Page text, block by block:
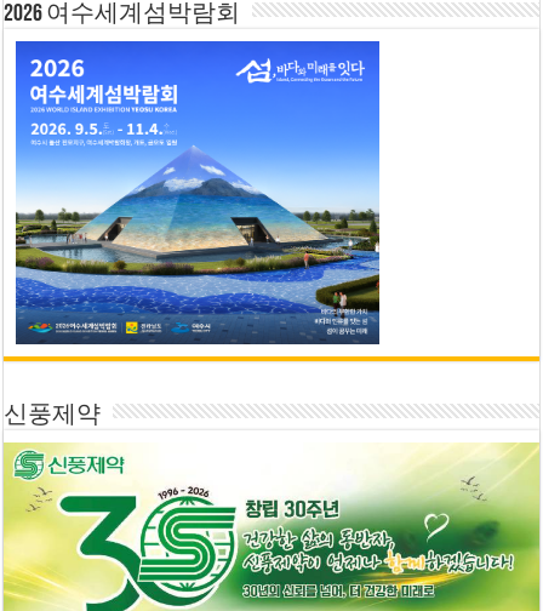
2026 여수세계섬박람회
신풍제약